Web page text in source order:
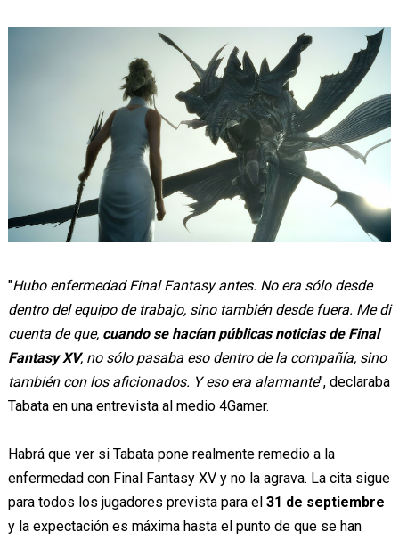
"Hubo enfermedad Final Fantasy antes. No era sólo desde
dentro del equipo de trabajo, sino también desde fuera. Me di
cuenta de que, cuando se hacían públicas noticias de Final
Fantasy XV, no sólo pasaba eso dentro de la compañía, sino
también con los aficionados. Y eso era alarmante", declaraba
Tabata en una entrevista al medio 4Gamer.
Habrá que ver si Tabata pone realmente remedio a la
enfermedad con Final Fantasy XV y no la agrava. La cita sigue
para todos los jugadores prevista para el 31 de septiembre
y la expectación es máxima hasta el punto de que se han